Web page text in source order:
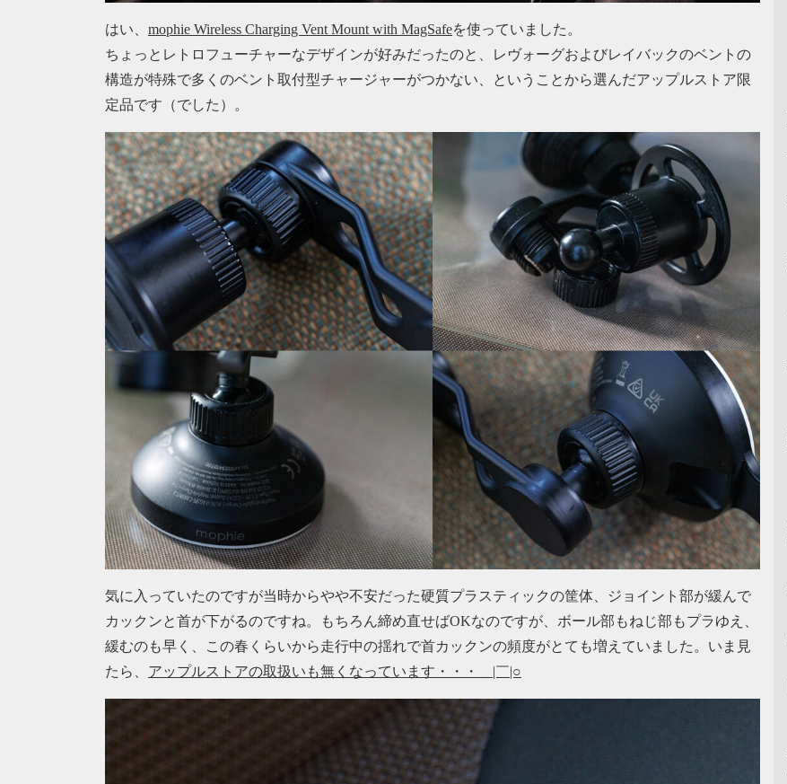
はい、 mophie Wireless Charging Vent Mount with MagSafeを使っていました。
ちょっとレトロフューチャーなデザインが好みだったのと、レヴォーグおよびレイバックのベントの
構造が特殊で多くのベント取付型チャージャーがつかない、ということから選んだアップルストア限
定品です（でした）。
気に入っていたのですが当時からやや不安だった硬質プラスティックの筐体、ジョイント部が緩んで
カックンと首が下がるのですね。もちろん締め直せばOKなのですが、ボール部もねじ部もプラゆえ、
緩むのも早く、この春くらいから走行中の揺れで首カックンの頻度がとても増えていました。いま見
たら、 アップルストアの取扱いも無くなっています・・・＿|￣|○